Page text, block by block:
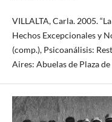
VILLALTA, Carla. 2005.
Hechos Excepcionales y
(comp.), Psicoanálisis:
Aires: Abuelas de Plaza